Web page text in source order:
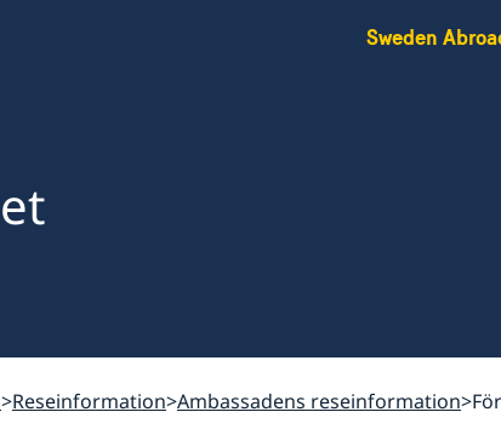
Sweden
Reseinformation Ambassadens reseinformation